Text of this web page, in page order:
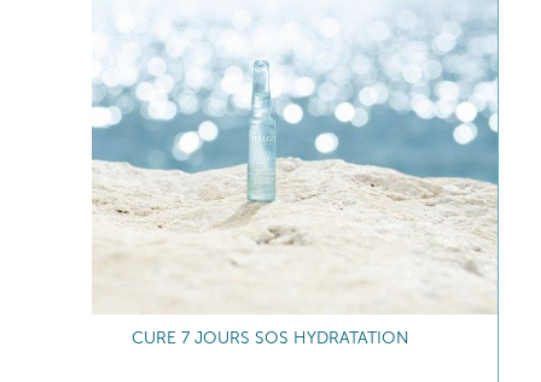
CURE 7 JOURS SOS HYDRATATION